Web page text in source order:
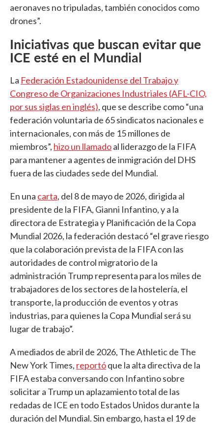
aeronaves no tripuladas, también conocidos como
drones”.
Iniciativas que buscan evitar que
ICE esté en el Mundial
La Federación Estadounidense del Trabajo y
Congreso de Organizaciones Industriales (AFL-CIO,
por sus siglas en inglés), que se describe como “una
federación voluntaria de 65 sindicatos nacionales e
internacionales, con más de 15 millones de
miembros”, hizo un llamadoal liderazgo de la FIFA
para mantener a agentes de inmigración del DHS
fuera de las ciudades sede del Mundial.
En una carta, del 8 de mayo de 2026, dirigida al
presidente de la FIFA, Gianni Infantino, y a la
directora de Estrategia y Planificación de la Copa
Mundial 2026, la federación destacó “el grave riesgo
que la colaboración prevista de la FIFA con las
autoridades de control migratorio de la
administración Trump representa para los miles de
trabajadores de los sectores de la hostelería, el
transporte, la producción de eventos y otras
industrias, para quienes la Copa Mundial será su
lugar de trabajo”.
A mediados de abril de 2026, The Athletic de The
New York Times, reportóque la alta directiva de la
FIFA estaba conversando con Infantino sobre
solicitar a Trump un aplazamiento total de las
redadas de ICE en todo Estados Unidos durante la
duración del Mundial. Sin embargo, hasta el 19 de